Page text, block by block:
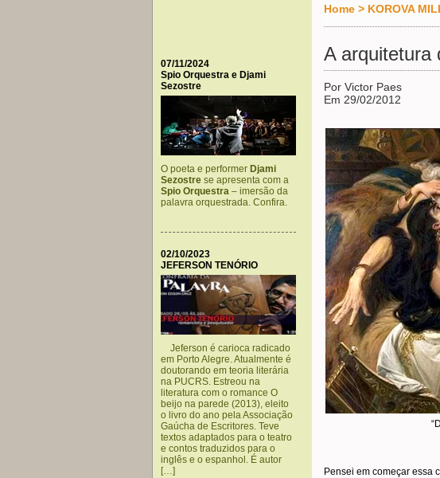
07/11/2024
Spio Orquestra e Djami
Sezostre
O poeta e performer Djami
Sezostre se apresenta com a
Spio Orquestra – imersão da
palavra orquestrada. Confira.
02/10/2023
JEFERSON TENÓRIO
Jeferson é carioca radicado
em Porto Alegre. Atualmente é
doutorando em teoria literária
na PUCRS. Estreou na
literatura com o romance O
beijo na parede (2013), eleito
o livro do ano pela Associação
Gaúcha de Escritores. Teve
textos adaptados para o teatro
e contos traduzidos para o
inglês e o espanhol. É autor
[…]
Home > KOROVA
A arquitetura
Por Victor Paes
Em 29/02/2012
Pensei em começar essa